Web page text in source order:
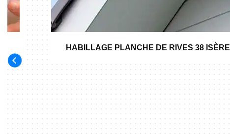
HABILLAGE PLANCHE DE RIVES 38 ISÈRE